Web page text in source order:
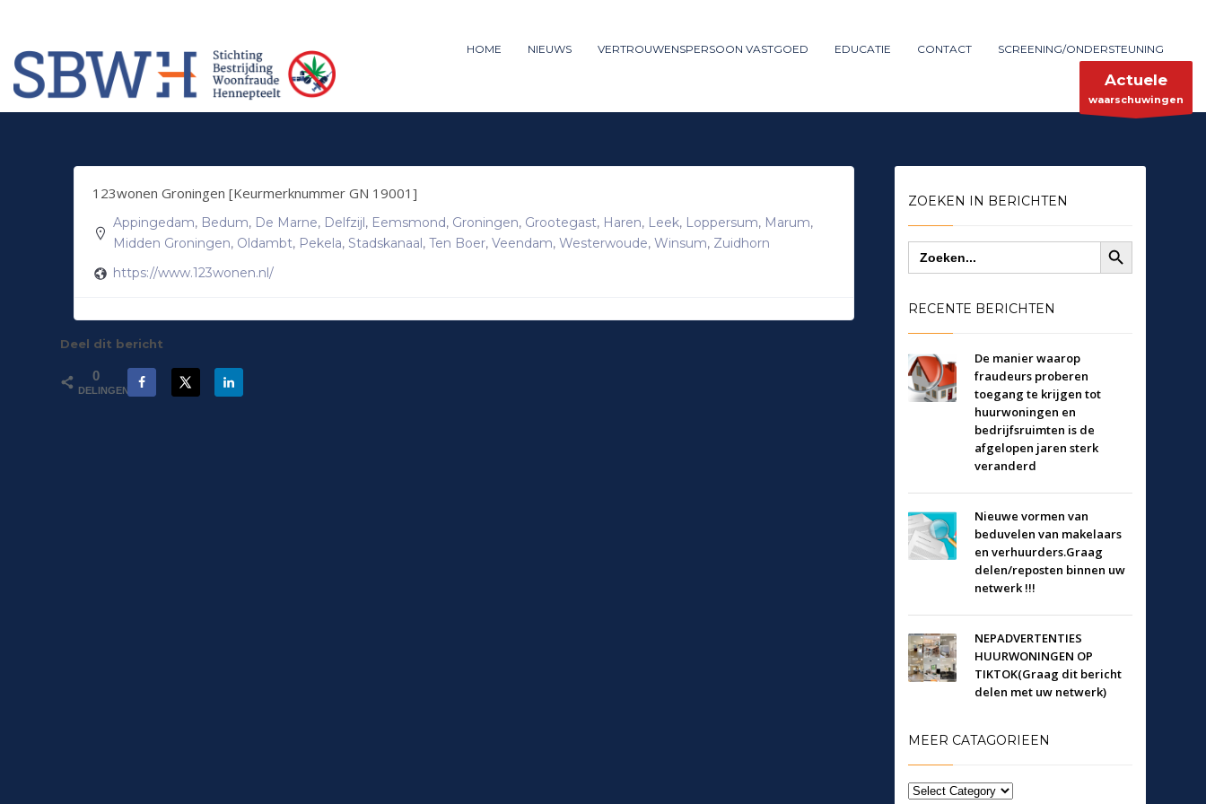
×
1 Login or create new account.
If you still have problems, please let us know, by sending an email to support@website.com . Thank you!
Mon-Fri 9:00AM - 6:00AM
HOME NIEUWS VERTROUWENSPERSOON VASTGOED EDUCATIE CONTACT SCREENING/ONDERSTEUNING
Actuele
waarschuwingen
123wonen Groningen [Keurmerknummer GN 19001]
Appingedam, Bedum, De Marne, Delfzijl, Eemsmond, Groningen, Grootegast, Haren, Leek, Loppersum, Marum,
Midden Groningen, Oldambt, Pekela, Stadskanaal, Ten Boer, Veendam, Westerwoude, Winsum, Zuidhorn
https://www.123wonen.nl/
Deel dit bericht
0
DELINGEN
ZOEKEN IN BERICHTEN
Zoek
naar:
Zoekknop
RECENTE BERICHTEN
De manier waarop
fraudeurs proberen
toegang te krijgen tot
huurwoningen en
bedrijfsruimten is de
afgelopen jaren sterk
veranderd
Nieuwe vormen van
beduvelen van makelaars
en verhuurders.Graag
delen/reposten binnen uw
netwerk !!!
NEPADVERTENTIES
HUURWONINGEN OP
TIKTOK(Graag dit bericht
delen met uw netwerk)
MEER CATAGORIEEN